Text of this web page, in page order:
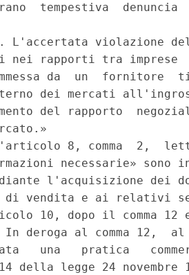
tempestiva
L'accertata violazione
nei rapporti tra
da  un
dei mercati
del rapporto
8, comma  2,
necessarie»
l'acquisizione dei
vendita e ai relativi
10, dopo il comma 12
In deroga al comma 12,
una   pratica
della legge 24 novembre